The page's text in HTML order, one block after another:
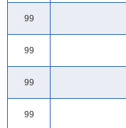
99
99
99
99